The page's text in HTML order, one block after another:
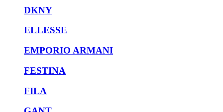
DKNY
ELLESSE
EMPORIO ARMANI
FESTINA
FILA